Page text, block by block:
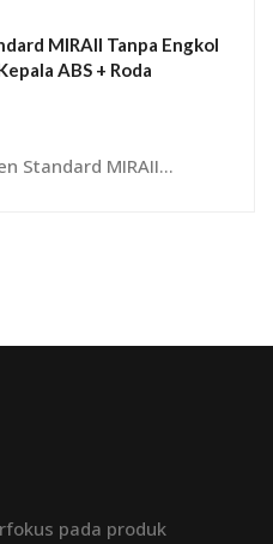
MIRAII Tanpa Engkol
ABS + Roda
Standard MIRAII...
pada produk